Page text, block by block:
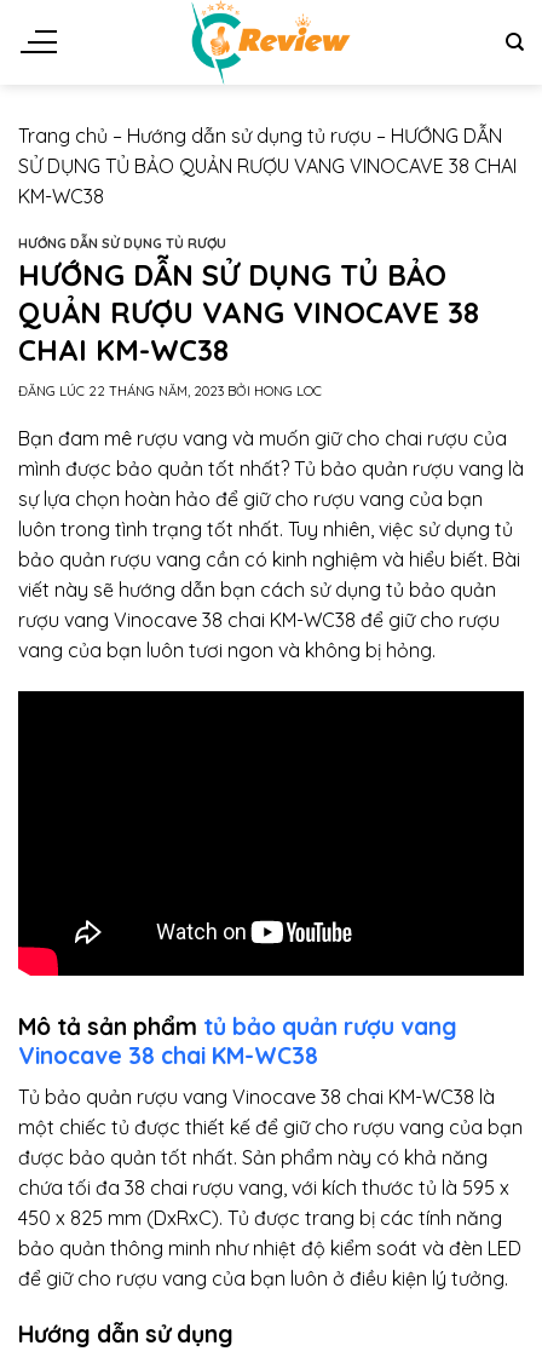
đến
Trang chủ – Hướng dẫn sử dụng tủ rượu – HƯỚNG DẪN
SỬ DỤNG TỦ BẢO QUẢN RƯỢU VANG VINOCAVE 38 CHAI
KM-WC38
HƯỚNG DẪN SỬ DỤNG TỦ RƯỢU
HƯỚNG DẪN SỬ DỤNG TỦ BẢO
QUẢN RƯỢU VANG VINOCAVE 38
CHAI KM-WC38
ĐĂNG LÚC 22 THÁNG NĂM, 2023 BỞI HONG LOC
Bạn đam mê rượu vang và muốn giữ cho chai rượu của
mình được bảo quản tốt nhất? Tủ bảo quản rượu vang là
sự lựa chọn hoàn hảo để giữ cho rượu vang của bạn
luôn trong tình trạng tốt nhất. Tuy nhiên, việc sử dụng tủ
bảo quản rượu vang cần có kinh nghiệm và hiểu biết. Bài
viết này sẽ hướng dẫn bạn cách sử dụng tủ bảo quản
rượu vang Vinocave 38 chai KM-WC38 để giữ cho rượu
vang của bạn luôn tươi ngon và không bị hỏng.
Mô tả sản phẩm tủ bảo quản rượu vang
Vinocave 38 chai KM-WC38
Tủ bảo quản rượu vang Vinocave 38 chai KM-WC38 là
một chiếc tủ được thiết kế để giữ cho rượu vang của bạn
được bảo quản tốt nhất. Sản phẩm này có khả năng
chứa tối đa 38 chai rượu vang, với kích thước tủ là 595 x
450 x 825 mm (DxRxC). Tủ được trang bị các tính năng
bảo quản thông minh như nhiệt độ kiểm soát và đèn LED
để giữ cho rượu vang của bạn luôn ở điều kiện lý tưởng.
Hướng dẫn sử dụng